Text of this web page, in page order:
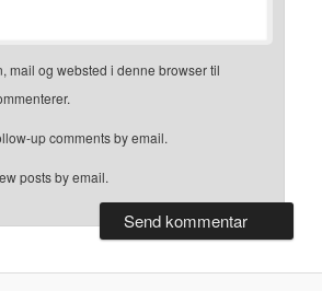
mail og websted i denne browser til
up comments by email.
posts by email.